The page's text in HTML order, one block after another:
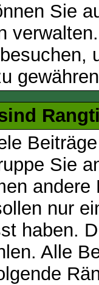
Sie
Sie
nur
haben.
Alle